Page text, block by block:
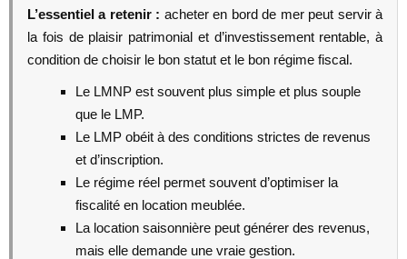
L’essentiel a retenir : acheter en bord de mer peut servir à
la fois de plaisir patrimonial et d’investissement rentable, à
condition de choisir le bon statut et le bon régime fiscal.
Le LMNP est souvent plus simple et plus souple
que le LMP.
Le LMP obéit à des conditions strictes de revenus
et d’inscription.
Le régime réel permet souvent d’optimiser la
fiscalité en location meublée.
La location saisonnière peut générer des revenus,
mais elle demande une vraie gestion.